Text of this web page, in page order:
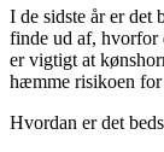
I de sidste år er det
finde ud af, hvorfor
er vigtigt at
hæmme risikoen
Hvordan er det